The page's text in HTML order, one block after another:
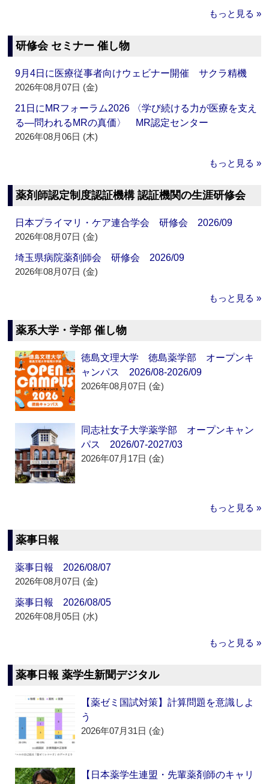
もっと見る »
研修会 セミナー 催し物
9月4日に医療従事者向けウェビナー開催 サクラ精機
2026年08月07日 (金)
21日にMRフォーラム2026 〈学び続ける力が医療を支え
る―問われるMRの真価〉 MR認定センター
2026年08月06日 (木)
もっと見る »
薬剤師認定制度認証機構 認証機関の生涯研修会
日本プライマリ・ケア連合学会 研修会 2026/09
2026年08月07日 (金)
埼玉県病院薬剤師会 研修会 2026/09
2026年08月07日 (金)
もっと見る »
薬系大学・学部 催し物
徳島文理大学 徳島薬学部 オープンキ
ャンパス 2026/08-2026/09
2026年08月07日 (金)
同志社女子大学薬学部 オープンキャン
パス 2026/07-2027/03
2026年07月17日 (金)
もっと見る »
薬事日報
薬事日報 2026/08/07
2026年08月07日 (金)
薬事日報 2026/08/05
2026年08月05日 (水)
もっと見る »
薬事日報 薬学生新聞デジタル
【薬ゼミ国試対策】計算問題を意識しよ
う
2026年07月31日 (金)
【日本薬学生連盟・先輩薬剤師のキャリ